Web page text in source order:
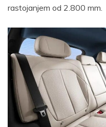
rastojanjem od 2.800 mm.